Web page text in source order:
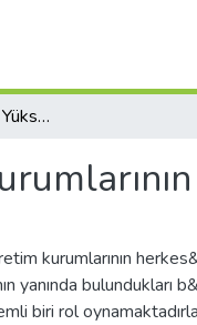
Bölgesel Kalkınmada Yükseköğretim Kurumlarının Rolü ve Bucak Örneği
kurumlarının
yanında bulundukları
biri rol